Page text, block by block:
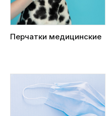
Перчатки медицинские